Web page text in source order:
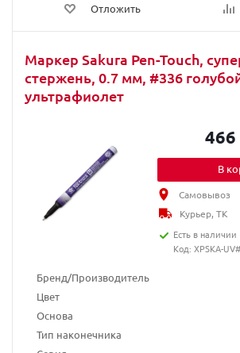
Отложить
Маркер Sakura Pen-Touch,
стержень, 0.7 мм, #336
ультрафиолет
Бренд/Производитель
Цвет
Основа
Тип наконечника
466
В
Самовывоз
Курьер, ТК
Есть в наличии
Код: XPSKA-